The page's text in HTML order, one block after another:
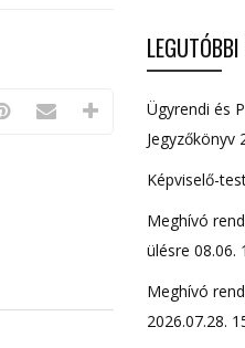
LEGUTÓBBI
Ügyrendi és
Jegyzőkönyv
Képviselő-
Meghívó
ülésre 08.06.
Meghívó
2026.07.28.